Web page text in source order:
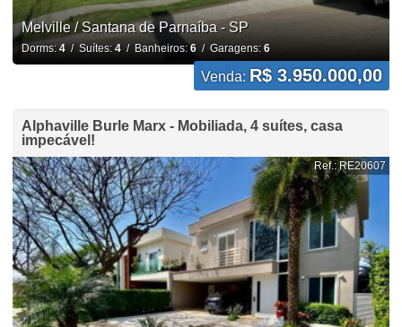
Melville / Santana de Parnaíba - SP
Dorms:4/ Suítes: 4/ Banheiros:6/ Garagens: 6
Venda: R$ 3.950.000,00
Alphaville Burle Marx - Mobiliada, 4 suítes, casa
impecável!
Ref.: RE20607